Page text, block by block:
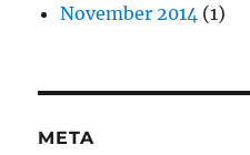
November 2014 (1)
META